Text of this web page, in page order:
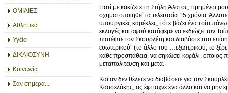
ΟΜΙΛΙΕΣ
Αθλητικά
Υγεία
ΔΙΚΑΙΟΣΥΝΗ
Κοινωνία
Σαν σημερα...
Γιατί με κακίζετε τη Στήλη Άλατος, τιμημένοι
σχηματοποιηθεί τα τελευταία 15 χρόνια.
υπουργικές καρέκλες, τότε βάζει ένα τσίτι
εκλογές και αφού κατάφερε να εκδιώξει τον
πιστέψτε τον Σκουρλέτη και διαβάστε στο
εσωτερικού” (το άλλο του …εξωτερικού, το
κάθε προσπάθεια, να σηκώσει κεφάλι, όποιος
μεταπολίτευση και μετά.
Και αν δεν θέλετε να διαβάσετε για τον
Κασσελάκης, ας έφτιαχνε ένα άλλο και να μην